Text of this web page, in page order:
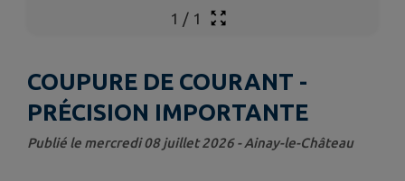
1 / 1
COUPURE DE COURANT -
PRÉCISION IMPORTANTE
Publié le mercredi 08 juillet 2026 - Ainay-le-Château